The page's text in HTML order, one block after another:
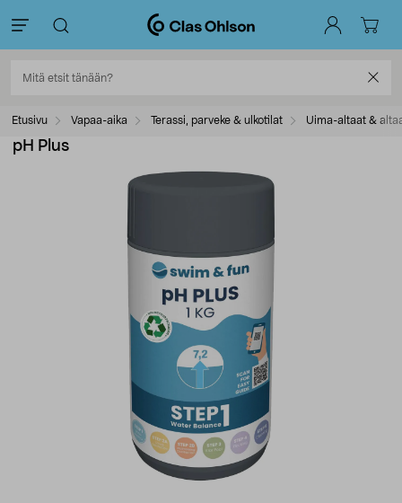
Etusivu Vapaa-aika Terassi, parveke & ulkotilat Uima-altaat &
pH Plus